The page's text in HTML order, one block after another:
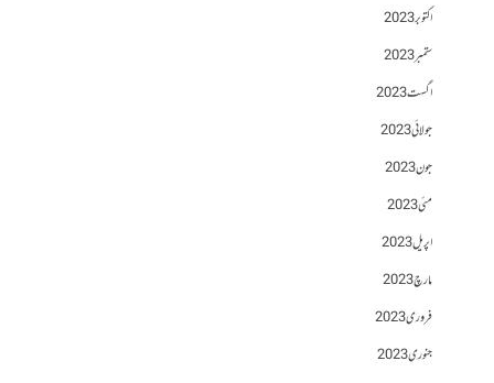
اکتوبر 2023
ستمبر 2023
اگست 2023
جولائی 2023
جون 2023
مئی 2023
اپریل 2023
مارچ 2023
فروری 2023
جنوری 2023